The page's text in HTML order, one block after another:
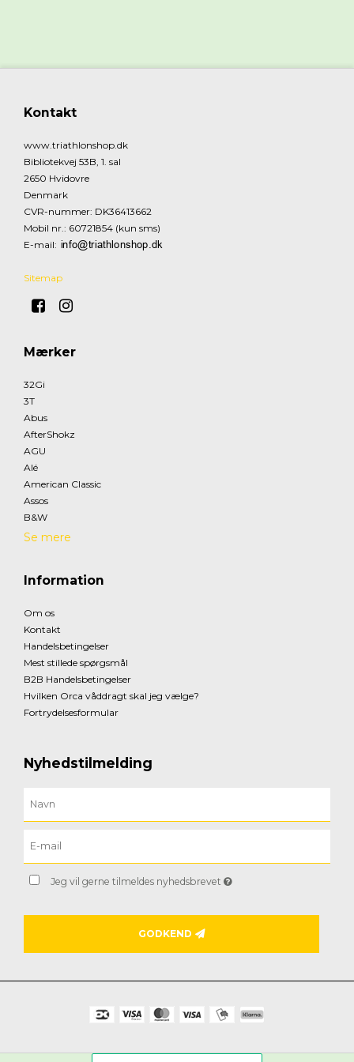
Kontakt
www.triathlonshop.dk
Bibliotekvej 53B, 1. sal
2650 Hvidovre
Denmark
CVR-nummer: DK36413662
Mobil nr. : 60721854 (kun sms)
E-mail:
Sitemap
Mærker
32Gi
3T
Abus
AfterShokz
AGU
Alé
American Classic
Assos
B&W
Se mere
Information
Om os
Kontakt
Handelsbetingelser
Mest stillede spørgsmål
B2B Handelsbetingelser
Hvilken Orca våddragt skal jeg vælge?
Fortrydelsesformular
Nyhedstilmelding
Jeg vil gerne tilmeldes nyhedsbrevet
GODKEND